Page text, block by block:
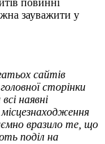
повинні
зауважити у
сайтів
сторінки
наявні
вразило те, що
поділ на